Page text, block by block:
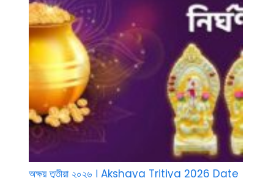
অক্ষয় তৃতীয়া ২০২৬ । Akshaya Tritiya 2026 Date